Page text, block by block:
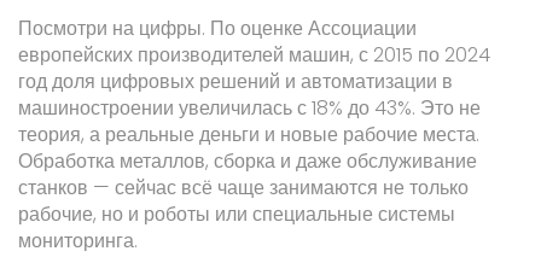
Посмотри на цифры. По оценке Ассоциации
европейских производителей машин, с 2015 по 2024
год доля цифровых решений и автоматизации в
машиностроении увеличилась с 18% до 43%. Это не
теория, а реальные деньги и новые рабочие места.
Обработка металлов, сборка и даже обслуживание
станков — сейчас всё чаще занимаются не только
рабочие, но и роботы или специальные системы
мониторинга.